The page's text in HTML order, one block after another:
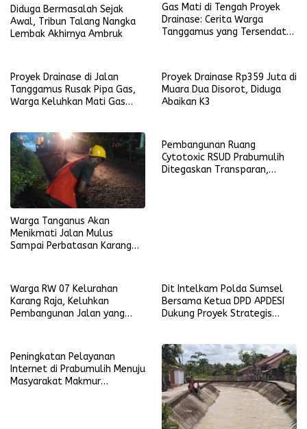
Diduga Bermasalah Sejak
Awal, Tribun Talang Nangka
Lembak Akhirnya Ambruk
Gas Mati di Tengah Proyek
Drainase: Cerita Warga
Tanggamus yang Tersendat
Proyek Drainase di Jalan
Tanggamus Rusak Pipa Gas,
Warga Keluhkan Mati Gas
Proyek Drainase Rp359 Juta di
Muara Dua Disorot, Diduga
Abaikan K3
Warga Tanganus Akan
Menikmati Jalan Mulus
Sampai Perbatasan Karang
Pembangunan Ruang
Cytotoxic RSUD Prabumulih
Ditegaskan Transparan,
Warga RW 07 Kelurahan
Karang Raja, Keluhkan
Pembangunan Jalan yang
Dit Intelkam Polda Sumsel
Bersama Ketua DPD APDESI
Dukung Proyek Strategis
Desa Merah Putih
Peningkatan Pelayanan
Internet di Prabumulih Menuju
Masyarakat Makmur